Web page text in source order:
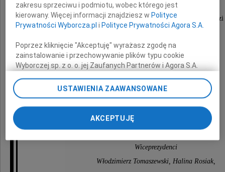
długoletniego pracownika Urzędu Miasta Łodzi
Rodzinie i Bliskim
składamy wyrazy szczerego współczucia
Prezydent Łodzi Jerzy Kropiwnicki
Wiceprezydenci
Włodzimierz Tomaszewski, Halina Rosiak,
zakresu sprzeciwu i podmiotu, wobec którego jest
kierowany. Więcej informacji znajdziesz w Polityce
Prywatności Wyborcza.pl i Polityce Prywatności Agora S.A.
Poprzez kliknięcie "Akceptuję" wyrażasz zgodę na
zainstalowanie i przechowywanie plików typu cookie
Wyborczej sp. z o. o. jej Zaufanych Partnerów i Agora S.A.
chwili zmienić swoje preferencje dot. plików cookie,
ponownie wywołując narzędzie do zarządzania Twoimi
preferencjami dot. przetwarzania danych poprzez
odnośnik „Ustawienia prywatności” w stopce serwisu i
przechodząc do sekcji „Ustawienia zaawansowane”.
My, nasi Zaufani Partnerzy i Agora S.A. możemy
USTAWIENIA ZAAWANSOWANE
AKCEPTUJĘ